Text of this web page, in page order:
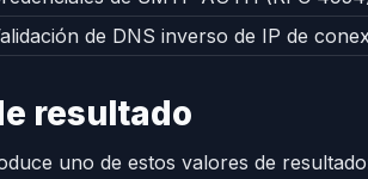
de DNS inverso de IP de
resultado
uno de estos valores de